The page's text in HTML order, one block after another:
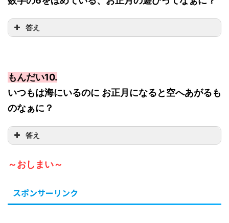
答え
もんだい10.
いつもは海にいるのに お正月になると空へあがるも
のなぁに？
答え
～おしまい～
スポンサーリンク